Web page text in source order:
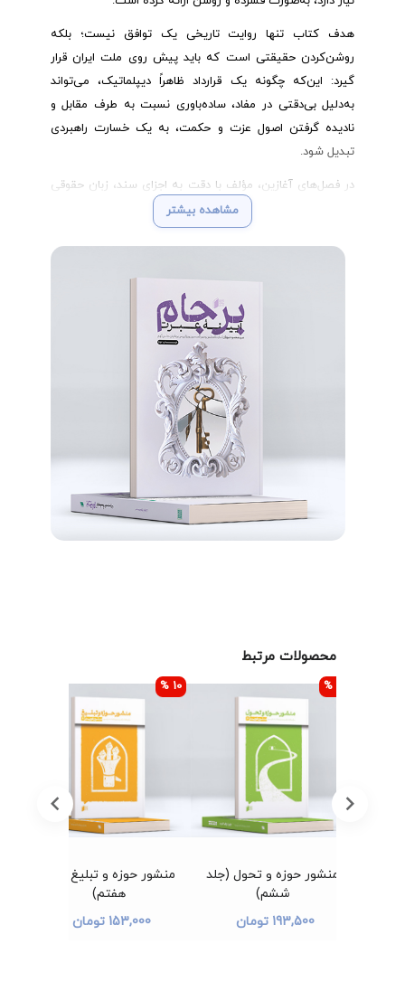
هدف کتاب تنها روایت تاریخی یک توافق نیست؛ بلکه
روشن‌کردن حقیقتی است که باید پیش روی ملت ایران قرار
گیرد: این‌که چگونه یک قرارداد ظاهراً دیپلماتیک، می‌تواند
به‌دلیل بی‌دقتی در مفاد، ساده‌باوری نسبت به طرف مقابل و
نادیده گرفتن اصول عزت و حکمت، به یک خسارت راهبردی
تبدیل شود.
در فصل‌های آغازین، مؤلف با دقت به اجزای سند، زبان حقوقی
به‌کاررفته در توافق، و تعهدات طرف ایرانی و غربی می‌پردازد. در
ادامه، ساختار کلی توافق و سازوکار رفع تحریم‌ها بررسی
می‌شود؛ بخشی که نشان می‌دهد چگونه سازوکارهای وعده‌
داده‌ شده عملاً قابلیت اجرا نداشت و دست ایران را از مزایای
از مهم‌ترین بخش‌های کتاب، فصل مربوط به ضعف‌های تیم
مذاکره‌کننده‌ی ایرانی است. این قسمت با بیانی دقیق و مبتنی
بر شواهد، کاستی‌های فکری، راهبردی و حتی فنی هیئت
مذاکره‌کننده را برمی‌شمارد؛ کاستی‌هایی که سهم اصلی را در
شکل‌گیری چنین توافق ناکارآمدی داشته است.
در بخش پایانی، تخلفات گسترده‌ی طرف غربی و دلایل واقعی
غرب نه شریک مذاکره، بلکه بازیگری بوده که با فشار، تهدید و
تحمیل خواسته‌ها، مسیر توافق را مدیریت می‌کرد.
شود، ملت ایران را از تکرار خطاهای مشابه بازمی‌دارد و نشان
«گفت‌وگو»، نتیجه‌ای جز خسارت نخواهد داشت.
مشاهده بیشتر
محصولات مرتبط
منشور حوزه و تحول (جلد
ششم)
193,500 تومان
منشور حوزه و تبلیغ (جلد
هفتم)
153,000 تومان
10 %